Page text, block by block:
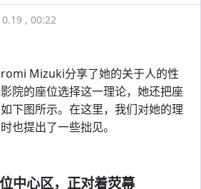
, 00:22
Mizuki分享了她的关于人的性
院的座位选择这一理论，她还把座
下图所示。在这里，我们对她的理
也提出了一些拙见。
中心区，正对着荧幕